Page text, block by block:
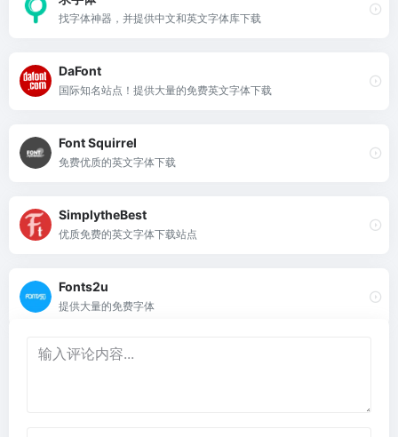
找字体神器，并提供中文和英文字体库下载
DaFont
国际知名站点！提供大量的免费英文字体下载
Font Squirrel
免费优质的英文字体下载
SimplytheBest
优质免费的英文字体下载站点
Fonts2u
提供大量的免费字体